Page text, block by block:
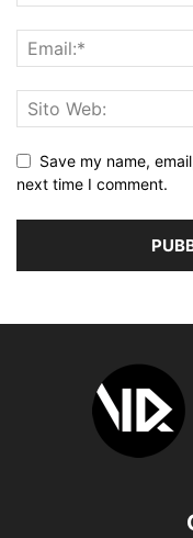
Save my name,
next time I comment.